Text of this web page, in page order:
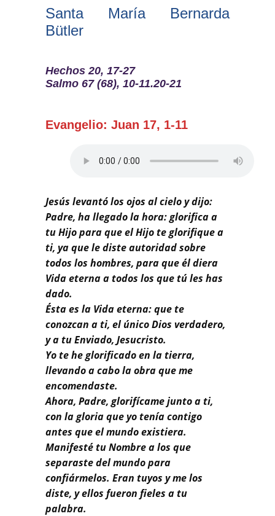
Santa María Bernarda
Bütler
Hechos 20, 17-27
Salmo 67 (68), 10-11.20-21
Evangelio: Juan 17, 1-11
Jesús levantó los ojos al cielo y dijo:
Padre, ha llegado la hora: glorifica a
tu Hijo para que el Hijo te glorifique a
ti, ya que le diste autoridad sobre
todos los hombres, para que él diera
Vida eterna a todos los que tú les has
dado.
Ésta es la Vida eterna: que te
conozcan a ti, el único Dios verdadero,
y a tu Enviado, Jesucristo.
Yo te he glorificado en la tierra,
llevando a cabo la obra que me
encomendaste.
Ahora, Padre, glorifícame junto a ti,
con la gloria que yo tenía contigo
antes que el mundo existiera.
Manifesté tu Nombre a los que
separaste del mundo para
confiármelos. Eran tuyos y me los
diste, y ellos fueron fieles a tu
palabra.